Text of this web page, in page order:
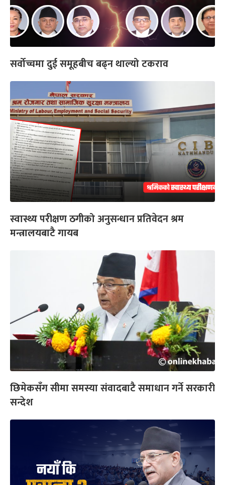
सर्वोच्चमा दुई समूहबीच बढ्न थाल्यो टकराव
स्वास्थ्य परीक्षण ठगीको अनुसन्धान प्रतिवेदन श्रम
मन्त्रालयबाटै गायब
छिमेकसँग सीमा समस्या संवादबाटै समाधान गर्ने सरकारी
सन्देश